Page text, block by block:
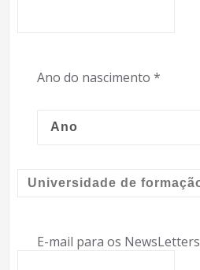
Ano do nascimento *
E-mail para os NewsLetters